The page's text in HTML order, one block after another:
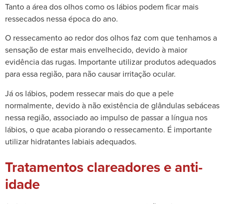
Tanto a área dos olhos como os lábios podem ficar mais
ressecados nessa época do ano.
O ressecamento ao redor dos olhos faz com que tenhamos a
sensação de estar mais envelhecido, devido à maior
evidência das rugas. Importante utilizar produtos adequados
para essa região, para não causar irritação ocular.
Já os lábios, podem ressecar mais do que a pele
normalmente, devido à não existência de glândulas sebáceas
nessa região, associado ao impulso de passar a língua nos
lábios, o que acaba piorando o ressecamento. É importante
utilizar hidratantes labiais adequados.
Tratamentos clareadores e anti-
idade